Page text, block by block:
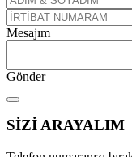
Mesajım
Gönder
SİZİARAYALIM